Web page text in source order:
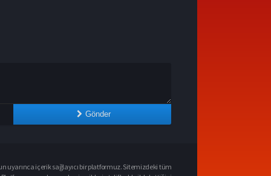
Gönder
uyarınca içerik sağlayıcı bir platformuz. Sitemizdeki tüm